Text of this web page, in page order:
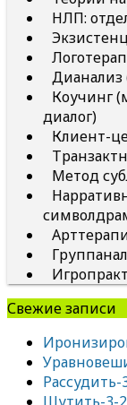
НЛП:
Дианализ
Коучинг
диалог)
Клиент-
Метод
Свежие записи
Рассудить-